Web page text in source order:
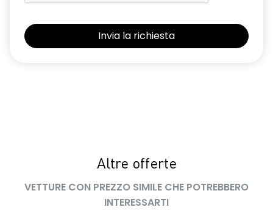
retrovisore interno elettrocromico frameless
retrovisori esterni elettrici riscaldabili e ripiegabili
sistema di controllo della pressione pneumatici indiretto
sistema di frenata d'emergenza attiva con riconoscimento
Altre offerte
VETTURE CON PREZZO SIMILE CHE POTREBBERO
INTERESSARTI